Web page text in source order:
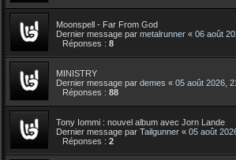
Moonspell - Far From God
Dernier message par metalrunner « 06 août
Réponses : 8
MINISTRY
Dernier message par demes « 05 août 2026,
Réponses : 88
Tony Iommi : nouvel album avec Jorn Lande
Dernier message par Tailgunner « 05 août
Réponses : 2